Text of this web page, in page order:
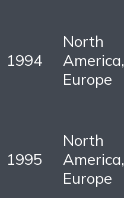
1994
North
America,
Europe
1995
North
America,
Europe